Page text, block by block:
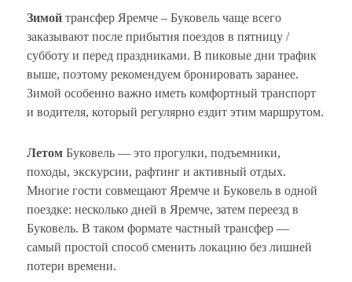
Зимой трансфер Яремче – Буковель чаще всего
заказывают после прибытия поездов в пятницу /
субботу и перед праздниками. В пиковые дни трафик
выше, поэтому рекомендуем бронировать заранее.
Зимой особенно важно иметь комфортный транспорт
и водителя, который регулярно ездит этим маршрутом.
Летом Буковель — это прогулки, подъемники,
походы, экскурсии, рафтинг и активный отдых.
Многие гости совмещают Яремче и Буковель в одной
поездке: несколько дней в Яремче, затем переезд в
Буковель. В таком формате частный трансфер —
самый простой способ сменить локацию без лишней
потери времени.